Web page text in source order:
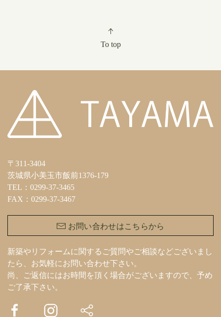
To top
〒311-3404
茨城県小美玉市飯前1376-179
TEL：0299-37-3465
FAX：0299-37-3467
お問い合わせはこちらから
新築やリフォームに関するご質問やご相談などございまし
たら、お気軽にお問い合わせ下さい。
尚、ご返信にはお時間を頂く場合がございますので、予め
ご了承下さい。